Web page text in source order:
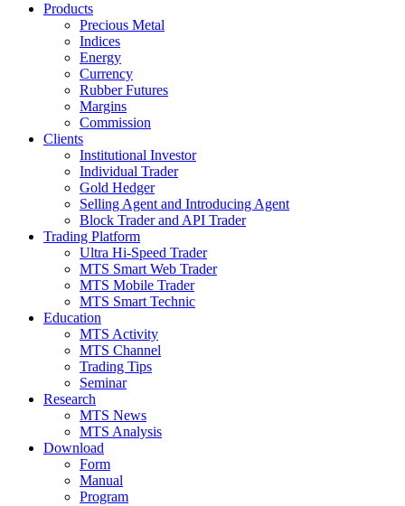
Products
Precious Metal
Indices
Energy
Currency
Rubber Futures
Margins
Commission
Clients
Institutional Investor
Individual Trader
Gold Hedger
Selling Agent and Introducing Agent
Block Trader and API Trader
Trading Platform
Ultra Hi-Speed Trader
MTS Smart Web Trader
MTS Mobile Trader
MTS Smart Technic
Education
MTS Activity
MTS Channel
Trading Tips
Seminar
Research
MTS News
MTS Analysis
Download
Form
Manual
Program